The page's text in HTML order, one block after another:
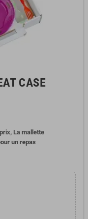
CASE
La mallette
un repas